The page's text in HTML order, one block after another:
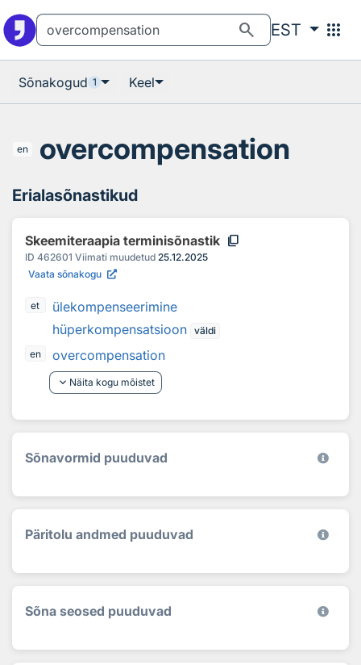
search EST apps
Sõnakogud 1 Keel
en overcompensation
Erialasõnastikud
Skeemiteraapia terminisõnastik content_copy
ID 462601 Viimati muudetud 25.12.2025
Vaata sõnakogu
et
ülekompenseerimine
hüperkompensatsioon väldi
en
overcompensation
keyboard_arrow_down Näita kogu mõistet
Sõnavormid puuduvad
Päritolu andmed puuduvad
Sõna seosed puuduvad